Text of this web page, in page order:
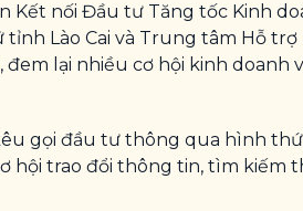
Kết nối Đầu tư Tăng tốc Kinh
Lào Cai và Trung tâm Hỗ
lại nhiều cơ hội kinh doanh
gọi đầu tư thông qua hình
hội trao đổi thông tin, tìm kiếm